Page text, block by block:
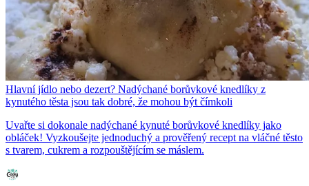
Hlavní jídlo nebo dezert? Nadýchané borůvkové knedlíky z
kynutého těsta jsou tak dobré, že mohou být čímkoli
Uvařte si dokonale nadýchané kynuté borůvkové knedlíky jako
obláček! Vyzkoušejte jednoduchý a prověřený recept na vláčné těsto
s tvarem, cukrem a rozpouštějícím se máslem.